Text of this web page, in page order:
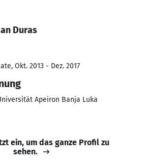
Duras
Okt. 2013 - Dez. 2017
Apeiron Banja Luka
ein, um das ganze Profil zu
sehen.